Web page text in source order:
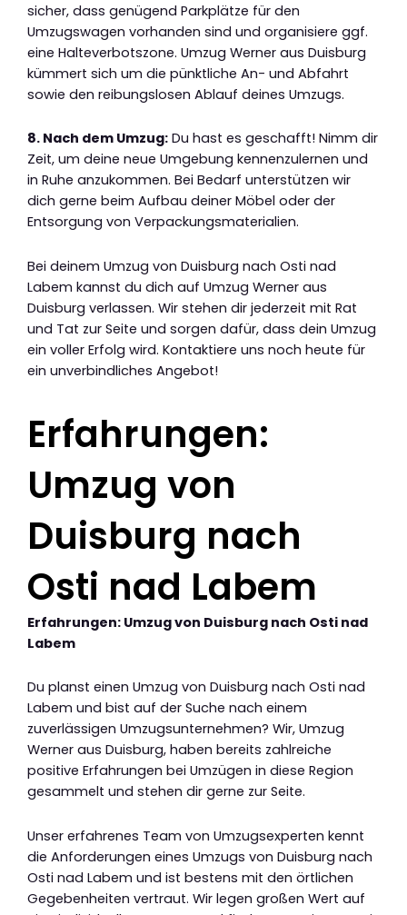
sicher, dass genügend Parkplätze für den
Umzugswagen vorhanden sind und organisiere ggf.
eine Halteverbotszone. Umzug Werner aus Duisburg
kümmert sich um die pünktliche An- und Abfahrt
sowie den reibungslosen Ablauf deines Umzugs.
8. Nach dem Umzug: Du hast es geschafft! Nimm dir
Zeit, um deine neue Umgebung kennenzulernen und
in Ruhe anzukommen. Bei Bedarf unterstützen wir
dich gerne beim Aufbau deiner Möbel oder der
Entsorgung von Verpackungsmaterialien.
Bei deinem Umzug von Duisburg nach Osti nad
Labem kannst du dich auf Umzug Werner aus
Duisburg verlassen. Wir stehen dir jederzeit mit Rat
und Tat zur Seite und sorgen dafür, dass dein Umzug
ein voller Erfolg wird. Kontaktiere uns noch heute für
ein unverbindliches Angebot!
Erfahrungen:
Umzug von
Duisburg nach
Osti nad Labem
Erfahrungen: Umzug von Duisburg nach Osti nad
Labem
Du planst einen Umzug von Duisburg nach Osti nad
Labem und bist auf der Suche nach einem
zuverlässigen Umzugsunternehmen? Wir, Umzug
Werner aus Duisburg, haben bereits zahlreiche
positive Erfahrungen bei Umzügen in diese Region
gesammelt und stehen dir gerne zur Seite.
Unser erfahrenes Team von Umzugsexperten kennt
die Anforderungen eines Umzugs von Duisburg nach
Osti nad Labem und ist bestens mit den örtlichen
Gegebenheiten vertraut. Wir legen großen Wert auf